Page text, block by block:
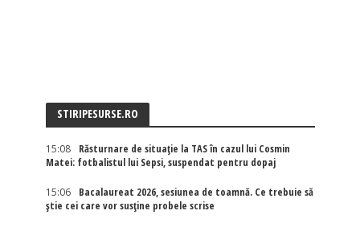
STIRIPESURSE.RO
15:08
Răsturnare de situație la TAS în cazul lui Cosmin
Matei: fotbalistul lui Sepsi, suspendat pentru dopaj
15:06
Bacalaureat 2026, sesiunea de toamnă. Ce trebuie să
știe cei care vor susține probele scrise